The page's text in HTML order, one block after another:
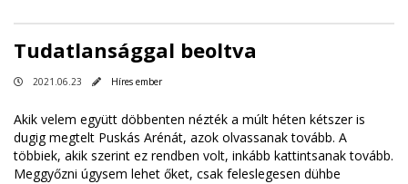
Tudatlansággal beoltva ​​​​​​​
2021.06.23 Híres ember
Akik velem együtt döbbenten nézték a múlt héten kétszer is
dugig megtelt Puskás Arénát, azok olvassanak tovább. A
többiek, akik szerint ez rendben volt, inkább kattintsanak tovább.
Meggyőzni úgysem lehet őket, csak feleslegesen dühbe